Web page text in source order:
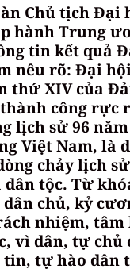
Chủ tịch Đại
hành Trung
tin kết quả
nêu rõ: Đại
thứ XIV của
công rực
lịch sử 96
Việt Nam, là
chảy lịch
dân tộc. Từ
chủ, kỷ
nhiệm,
vì dân, tự chủ
tự hào dân